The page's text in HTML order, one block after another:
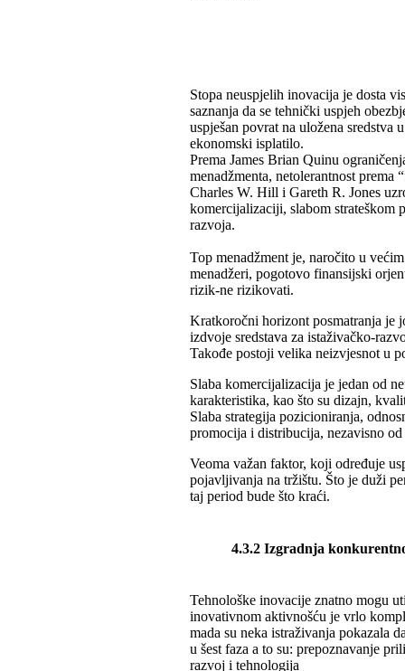
Stopa neuspjelih inovacija je dosta
saznanja da se tehnički uspjeh
uspješan povrat na uložena sredstva
ekonomski isplatilo.
Prema James Brian Quinu
menadžmenta, netolerantnost prema
Charles W. Hill i Gareth R. Jones
komercijalizaciji, slabom strateškom
razvoja.
Top menadžment je, naročito u
menadžeri, pogotovo finansijski
rizik-ne rizikovati.
Kratkoročni horizont posmatranja je
izdvoje sredstava za istaživačko-
Takođe postoji velika neizvjesnot u
Slaba komercijalizacija je jedan od
karakteristika, kao što su dizajn,
Slaba strategija pozicioniranja,
promocija i distribucija, nezavisno
Veoma važan faktor, koji određuje
pojavljivanja na tržištu. Što je duži
taj period bude što kraći.
4.3.2 Izgradnja
Tehnološke inovacije znatno mogu
inovativnom aktivnošću je vrlo
mada su neka istraživanja pokazala
u šest faza a to su: prepoznavanje
razvoj i tehnologija